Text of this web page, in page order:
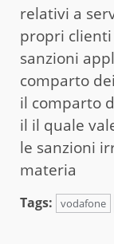
relativi a
propri
sanzioni
comparto
il comparto
il il quale
le sanzioni
materia
Tags: vodafone